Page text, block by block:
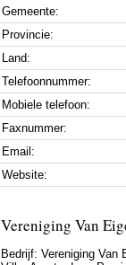
Gemeente:
Provincie:
Land:
Telefoonnummer:
Mobiele telefoon:
Faxnummer:
Email:
Website:
Vereniging Van
Bedrijf: Vereniging Van